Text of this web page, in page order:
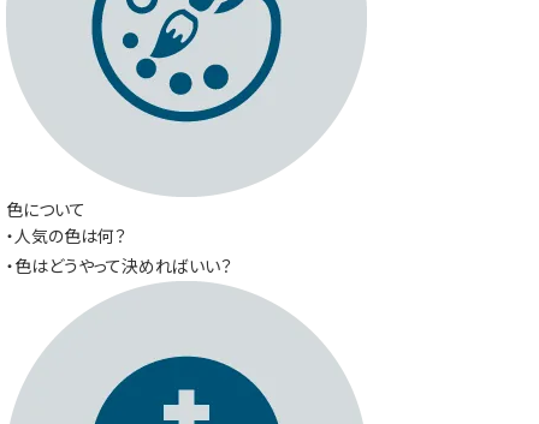
色について
・人気の色は何？
・色はどうやって決めればいい？